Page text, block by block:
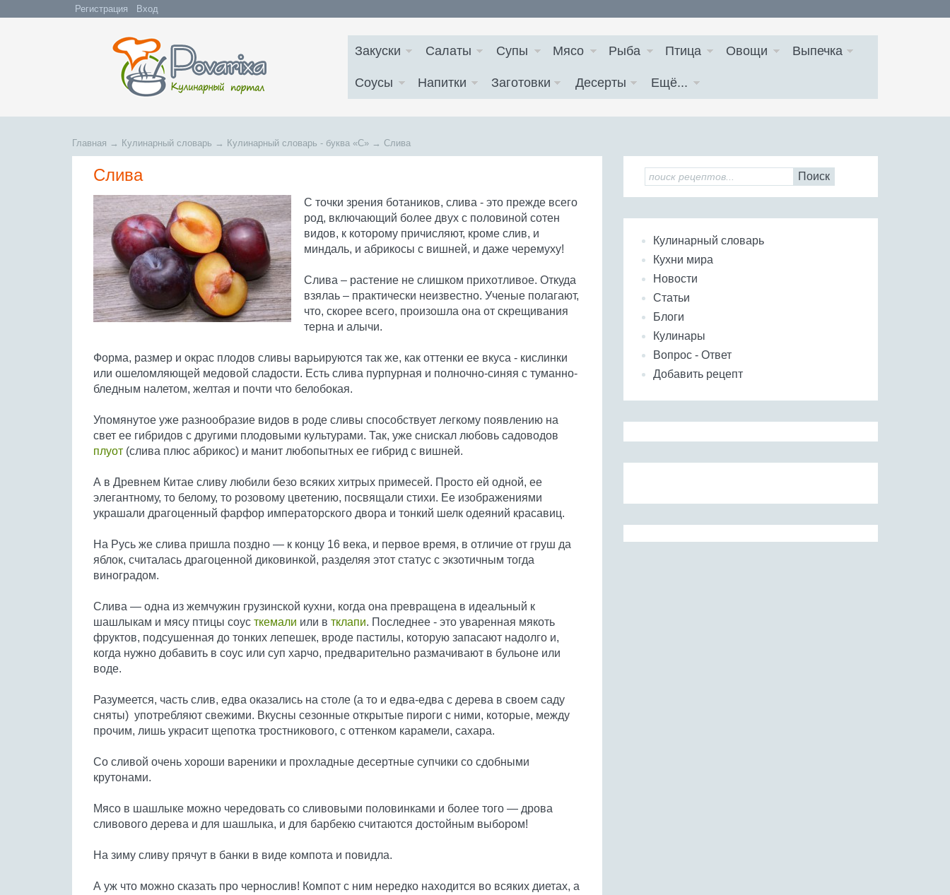
Регистрация Вход
Закуски Салаты Супы Мясо Рыба Птица Овощи Выпечка
Соусы Напитки Заготовки Десерты Ещё...
Главная → Кулинарный словарь → Кулинарный словарь - буква «С» → Слива
Слива
С точки зрения ботаников, слива - это прежде всего
род, включающий более двух с половиной сотен
видов, к которому причисляют, кроме слив, и
миндаль, и абрикосы с вишней, и даже черемуху!
Слива – растение не слишком прихотливое. Откуда
взялаь – практически неизвестно. Ученые полагают,
что, скорее всего, произошла она от скрещивания
терна и алычи.
Форма, размер и окрас плодов сливы варьируются так же, как оттенки ее вкуса - кислинки
или ошеломляющей медовой сладости. Есть слива пурпурная и полночно-синяя с туманно-
бледным налетом, желтая и почти что белобокая.
Упомянутое уже разнообразие видов в роде сливы способствует легкому появлению на
свет ее гибридов с другими плодовыми культурами. Так, уже снискал любовь садоводов
плуот (слива плюс абрикос) и манит любопытных ее гибрид с вишней.
А в Древнем Китае сливу любили безо всяких хитрых примесей. Просто ей одной, ее
элегантному, то белому, то розовому цветению, посвящали стихи. Ее изображениями
украшали драгоценный фарфор императорского двора и тонкий шелк одеяний красавиц.
На Русь же слива пришла поздно — к концу 16 века, и первое время, в отличие от груш да
яблок, считалась драгоценной диковинкой, разделяя этот статус с экзотичным тогда
виноградом.
Слива — одна из жемчужин грузинской кухни, когда она превращена в идеальный к
шашлыкам и мясу птицы соус ткемали или в тклапи. Последнее - это уваренная мякоть
фруктов, подсушенная до тонких лепешек, вроде пастилы, которую запасают надолго и,
когда нужно добавить в соус или суп харчо, предварительно размачивают в бульоне или
воде.
Разумеется, часть слив, едва оказались на столе (а то и едва-едва с дерева в своем саду
сняты) употребляют свежими. Вкусны сезонные открытые пироги с ними, которые, между
прочим, лишь украсит щепотка тростникового, с оттенком карамели, сахара.
Со сливой очень хороши вареники и прохладные десертные супчики со сдобными
крутонами.
Мясо в шашлыке можно чередовать со сливовыми половинками и более того — дрова
сливового дерева и для шашлыка, и для барбекю считаются достойным выбором!
На зиму сливу прячут в банки в виде компота и повидла.
А уж что можно сказать про чернослив! Компот с ним нередко находится во всяких диетах, а
Поиск
Кулинарный словарь
Кухни мира
Новости
Статьи
Блоги
Кулинары
Вопрос - Ответ
Добавить рецепт